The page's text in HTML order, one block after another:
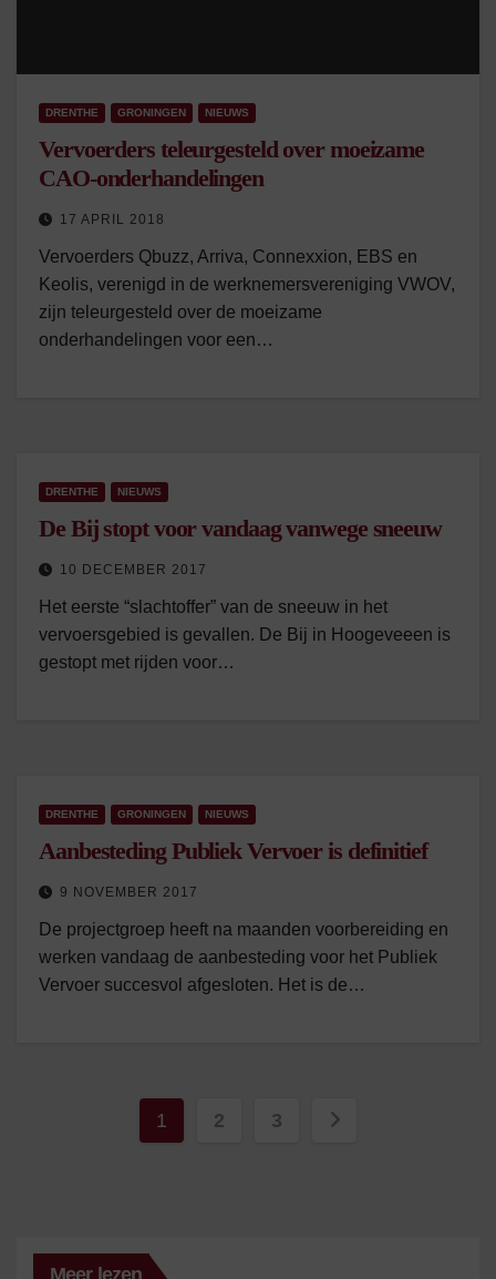
DRENTHE GRONINGEN NIEUWS
Vervoerders teleurgesteld over moeizame
CAO-onderhandelingen
17 APRIL 2018
Vervoerders Qbuzz, Arriva, Connexxion, EBS en
Keolis, verenigd in de werknemersvereniging VWOV,
zijn teleurgesteld over de moeizame
onderhandelingen voor een…
DRENTHE NIEUWS
De Bij stopt voor vandaag vanwege sneeuw
10 DECEMBER 2017
Het eerste “slachtoffer” van de sneeuw in het
vervoersgebied is gevallen. De Bij in Hoogeveeen is
gestopt met rijden voor…
DRENTHE GRONINGEN NIEUWS
Aanbesteding Publiek Vervoer is definitief
9 NOVEMBER 2017
De projectgroep heeft na maanden voorbereiding en
werken vandaag de aanbesteding voor het Publiek
Vervoer succesvol afgesloten. Het is de…
Berichten
1 2 3
Meer lezen